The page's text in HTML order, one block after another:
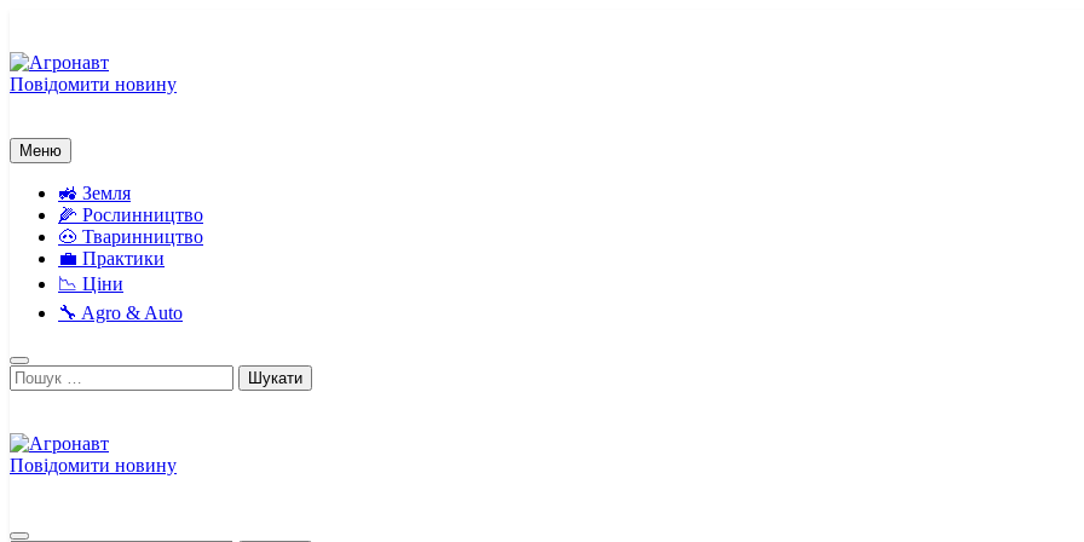
вмісту
Повідомити новину
Меню
🚜 Земля
🌽 Рослинництво
🐽 Тваринництво
💼 Практики
📉 Ціни
🔧 Agro & Auto
Пошук:
Повідомити новину